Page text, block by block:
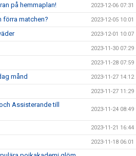
på hemmaplan! 2023-12-06 07:31
förra matchen? 2023-12-05 10:01
2023-12-01 10:07
2023-11-30 07:29
2023-11-28 07:59
månd 2023-11-27 14:12
2023-11-27 11:29
Assisterande till
2023-11-24 08:49
2023-11-21 16:44
2023-11-18 06:01